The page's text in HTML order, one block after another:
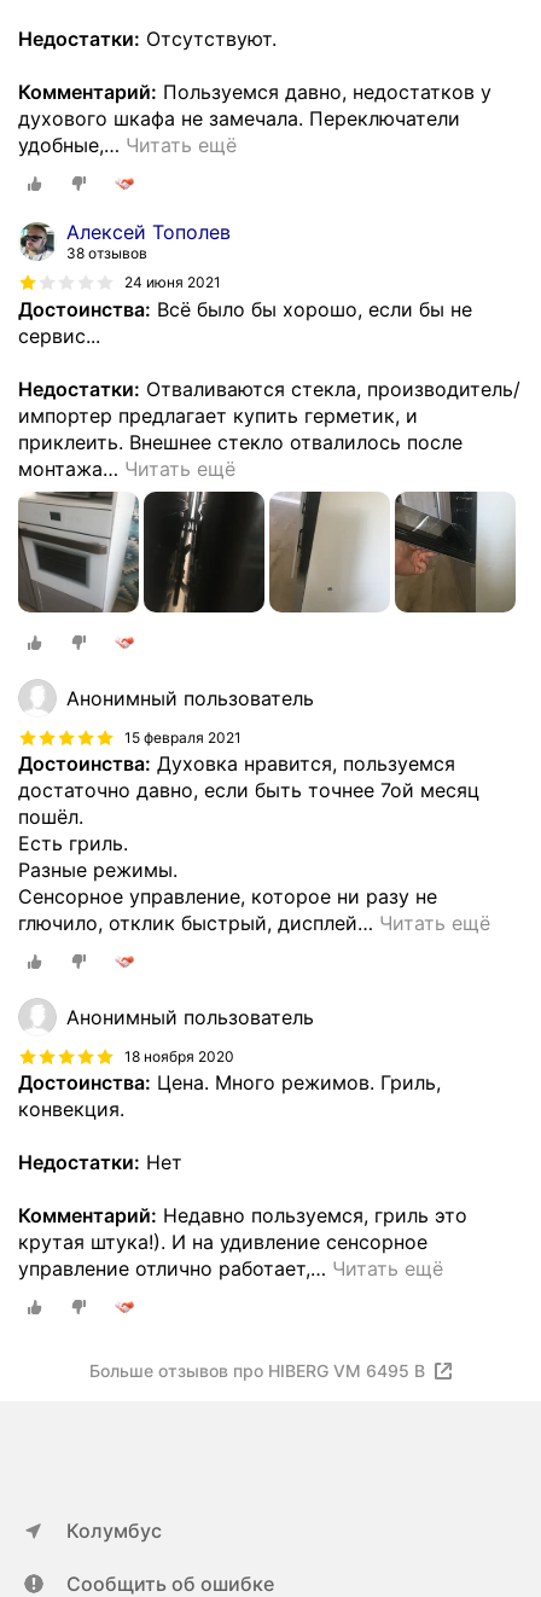
Недостатки: Отсутствуют.
Комментарий: Пользуемся давно, недостатков у
духового шкафа не замечала. Переключатели
удобные,… Читать ещё
Алексей Тополев
38 отзывов
24 июня 2021
Достоинства: Всё было бы хорошо, если бы не
сервис...
Недостатки: Отваливаются стекла, производитель/
импортер предлагает купить герметик, и
приклеить. Внешнее стекло отвалилось после
монтажа… Читать ещё
Анонимный пользователь
15 февраля 2021
Достоинства: Духовка нравится, пользуемся
достаточно давно, если быть точнее 7ой месяц
пошёл.
Есть гриль.
Разные режимы.
Сенсорное управление, которое ни разу не
глючило, отклик быстрый, дисплей… Читать ещё
Анонимный пользователь
18 ноября 2020
Достоинства: Цена. Много режимов. Гриль,
конвекция.
Недостатки: Нет
Комментарий: Недавно пользуемся, гриль это
крутая штука!). И на удивление сенсорное
управление отлично работает,… Читать ещё
Больше отзывов про HIBERG VM 6495 B
Колумбус
Сообщить об ошибке